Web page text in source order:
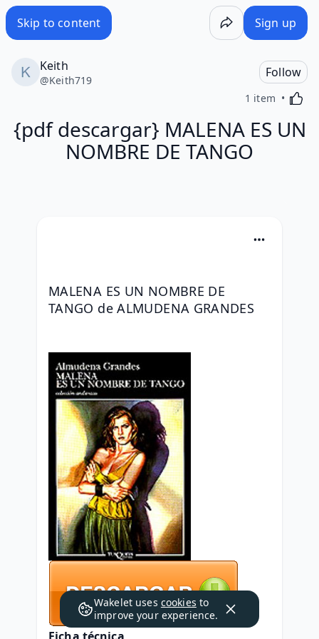
Skip to content Sign up
Keith
@Keith719
Follow
1 item
{pdf descargar} MALENA ES UN
NOMBRE DE TANGO
MALENA ES UN NOMBRE DE
TANGO de ALMUDENA GRANDES
Wakelet uses cookies to
improve your experience.